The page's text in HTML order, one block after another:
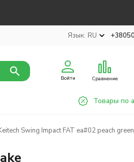
Язык: RU
Войти Сравнение
Товары по
Swing Impact FAT ea#02 peach